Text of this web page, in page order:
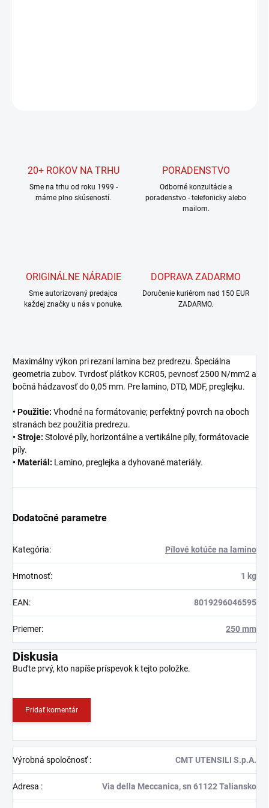
20+ ROKOV NA TRHU
Sme na trhu od roku 1999 -
máme plno skúseností.
PORADENSTVO
Odborné konzultácie a
poradenstvo - telefonicky alebo
mailom.
ORIGINÁLNE NÁRADIE
Sme autorizovaný predajca
každej značky u nás v ponuke.
DOPRAVA ZADARMO
Doručenie kuriérom nad 150 EUR
ZADARMO.
Maximálny výkon pri rezaní lamina bez predrezu. Špeciálna
geometria zubov. Tvrdosť plátkov KCR05, pevnosť 2500 N/mm2 a
bočná hádzavosť do 0,05 mm. Pre lamino, DTD, MDF, preglejku.
• Použitie: Vhodné na formátovanie; perfektný povrch na oboch
stranách bez použitia predrezu.
• Stroje: Stolové píly, horizontálne a vertikálne píly, formátovacie
píly.
• Materiál: Lamino, preglejka a dyhované materiály.
Dodatočné parametre
Kategória: Pílové kotúče na lamino
Hmotnosť: 1 kg
EAN: 8019296046595
Priemer: 250 mm
Diskusia
Buďte prvý, kto napíše príspevok k tejto položke.
Pridať komentár
Výrobná spoločnosť: CMT UTENSILI S.p.A.
Adresa : Via della Meccanica, sn 61122 Taliansko